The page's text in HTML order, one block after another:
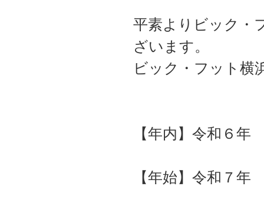
平素よりビック・
ざいます。
ビック・フット横
【年内】令和６
【年始】令和７